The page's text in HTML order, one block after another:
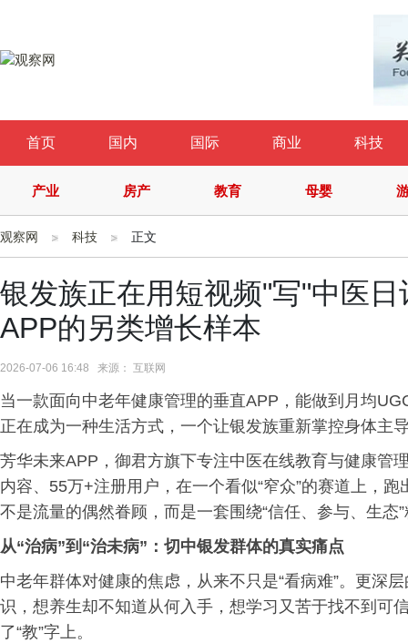
首页 国内 国际 商业 科技
产业 房产 教育 母婴
观察网 科技 正文
银发族正在用短视频"写"中医
APP的另类增长样本
2026-07-06 16:48 来源： 互联网
当一款面向中老年健康管理的垂直APP，能做到月均
正在成为一种生活方式，一个让银发族重新掌控身体主
芳华未来APP，御君方旗下专注中医在线教育与健康管
内容、55万+注册用户，在一个看似“窄众”的赛道上，
不是流量的偶然眷顾，而是一套围绕“信任、参与、生态
从“治病”到“治未病”：切中银发群体的真实痛点
中老年群体对健康的焦虑，从来不只是“看病难”。更深
识，想养生却不知道从何入手，想学习又苦于找不到可
了“教”字上。